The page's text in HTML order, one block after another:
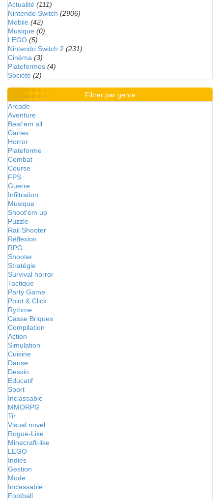
Actualité (111)
Nintendo Switch (2906)
Mobile (42)
Musique (0)
LEGO (5)
Nintendo Switch 2 (231)
Cinéma (3)
Plateformes (4)
Société (2)
Filtrer par genre
Arcade
Aventure
Beat'em all
Cartes
Horror
Plateforme
Combat
Course
FPS
Guerre
Infiltration
Musique
Shoot'em up
Puzzle
Rail Shooter
Réflexion
RPG
Shooter
Stratégie
Survival horror
Tactique
Party Game
Point & Click
Rythme
Casse Briques
Compilation
Action
Simulation
Cuisine
Danse
Dessin
Educatif
Sport
Inclassable
MMORPG
Tir
Visual novel
Rogue-Like
Minecraft-like
LEGO
Indies
Gestion
Mode
Inclassable
Football